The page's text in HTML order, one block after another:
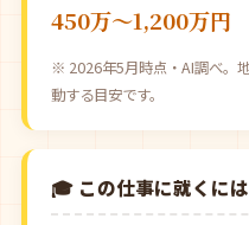
450万〜1,200万円
※ 2026年5月時点・AI調べ。
動する目安です。
🎓 この仕事に就くには